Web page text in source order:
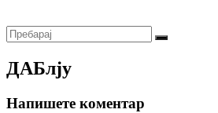
ДАБлју
Напишете коментар